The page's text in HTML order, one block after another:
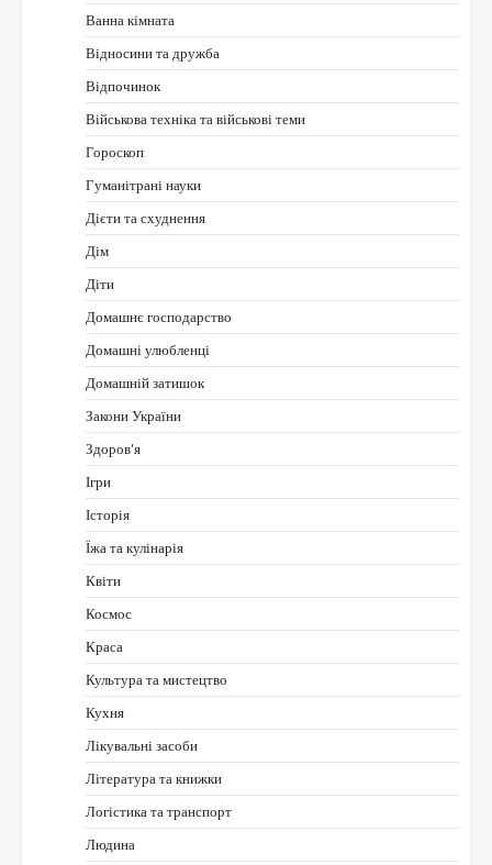
Ванна кімната
Відносини та дружба
Відпочинок
Військова техніка та військові теми
Гороскоп
Гуманітрані науки
Дієти та схуднення
Дім
Діти
Домашнє господарство
Домашні улюбленці
Домашній затишок
Закони України
Здоров'я
Ігри
Історія
Їжа та кулінарія
Квіти
Космос
Краса
Культура та мистецтво
Кухня
Лікувальні засоби
Література та книжки
Логістика та транспорт
Людина